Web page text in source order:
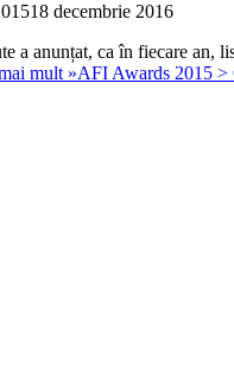
18 decembrie 2016
a anunțat, ca în fiecare an,
mult »AFI Awards 2015 >